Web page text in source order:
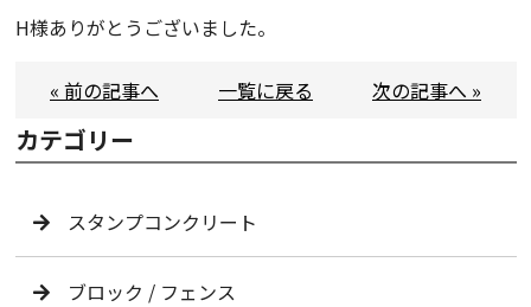
H様ありがとうございました。
« 前の記事へ 一覧に戻る 次の記事へ »
カテゴリー
スタンプコンクリート
ブロック / フェンス